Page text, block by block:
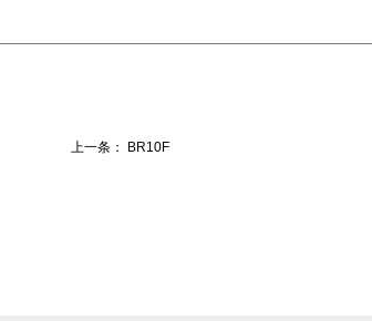
上一条： BR10F